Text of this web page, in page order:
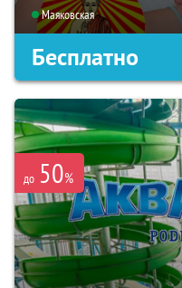
Маяковская
Бесплатно
до 50%